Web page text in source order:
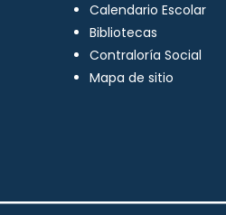
Calendario Escolar
Bibliotecas
Contraloría Social
Mapa de sitio